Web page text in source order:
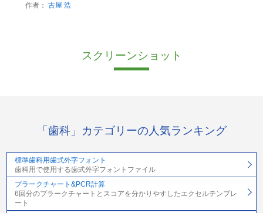
作者： 古屋 浩
スクリーンショット
「歯科」カテゴリーの人気ランキング
標準歯科用歯式外字フォント
歯科用で使用する歯式外字フォントファイル
プラークチャート&PCR計算
6回分のプラークチャートとスコアを分かりやすしたエクセルテンプレ
ート